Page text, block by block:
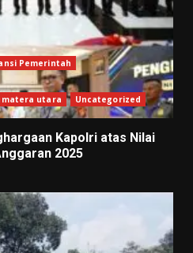
Pemerintah
utara
Uncategorized
Kapolri atas Nilai
2025